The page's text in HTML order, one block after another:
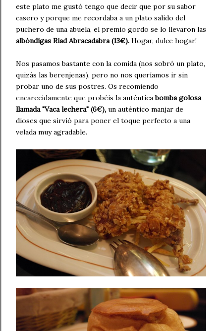
este plato me gustó tengo que decir que por su sabor
casero y porque me recordaba a un plato salido del
puchero de una abuela, el premio gordo se lo llevaron las
albóndigas Riad Abracadabra (13€). Hogar, dulce hogar!
Nos pasamos bastante con la comida (nos sobró un plato,
quizás las berenjenas), pero no nos queríamos ir sin
probar uno de sus postres. Os recomiendo
encarecidamente que probéis la auténticabomba golosa
llamada "Vaca lechera" (6€), un auténtico manjar de
dioses que sirvió para poner el toque perfecto a una
velada muy agradable.